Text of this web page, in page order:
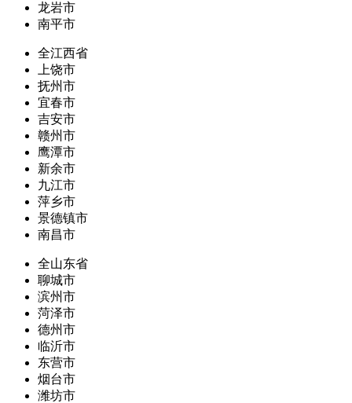
龙岩市
南平市
全江西省
上饶市
抚州市
宜春市
吉安市
赣州市
鹰潭市
新余市
九江市
萍乡市
景德镇市
南昌市
全山东省
聊城市
滨州市
菏泽市
德州市
临沂市
东营市
烟台市
潍坊市